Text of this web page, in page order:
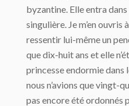
byzantine. Elle entra
singulière. Je m’en ouvris
ressentir lui-même un
que dix-huit ans et elle
princesse endormie dans
nous n’avions que vingt-
pas encore été ordonnés